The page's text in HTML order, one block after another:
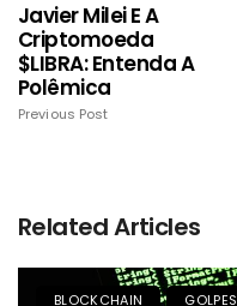
Javier Milei E A
Criptomoeda
$LIBRA: Entenda A
Polêmica
Previous Post
Related Articles
BLOCKCHAIN GOLPES